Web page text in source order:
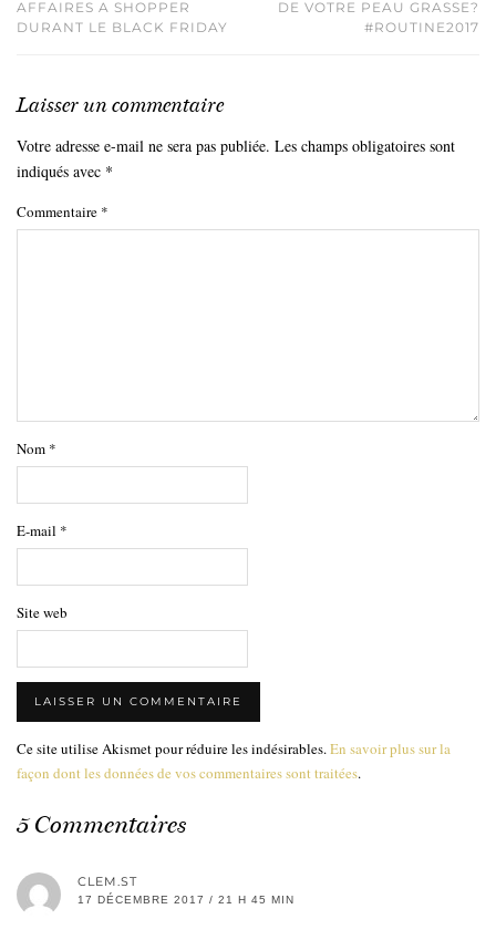
AFFAIRES A SHOPPER
DURANT LE BLACK FRIDAY
DE VOTRE PEAU GRASSE?
#ROUTINE2017
Laisser un commentaire
Votre adresse e-mail ne sera pas publiée. Les champs obligatoires sont
indiqués avec *
Commentaire *
Nom *
E-mail *
Site web
Ce site utilise Akismet pour réduire les indésirables.En savoir plus sur la
façon dont les données de vos commentaires sont traitées.
5 Commentaires
CLEM.ST
17 DÉCEMBRE 2017 / 21 H 45 MIN